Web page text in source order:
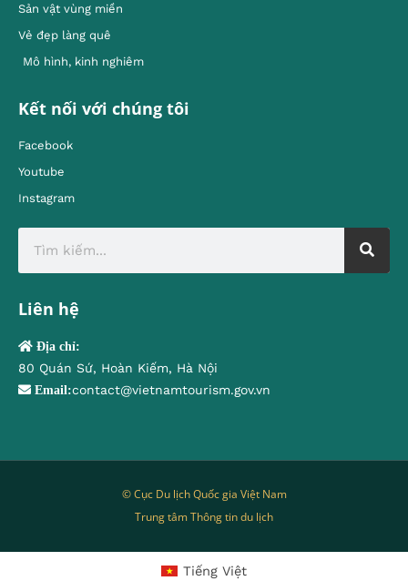
Sản vật vùng miền
Vẻ đẹp làng quê
Mô hình, kinh nghiêm
Kết nối với chúng tôi
Facebook
Youtube
Instagram
Liên hệ
Địa chỉ:
80 Quán Sứ, Hoàn Kiếm, Hà Nội
Email:contact@vietnamtourism.gov.vn
© Cục Du lịch Quốc gia Việt Nam
Trung tâm Thông tin du lịch
Tiếng Việt